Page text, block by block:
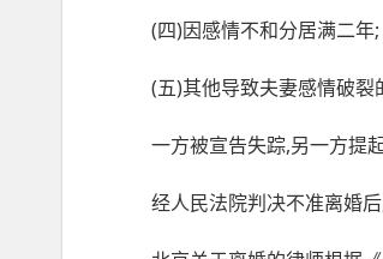
(四)因感情不和分居满二年;
(五)其他导致夫妻感情破裂
一方被宣告失踪,另一方提起
经人民法院判决不准离婚后,